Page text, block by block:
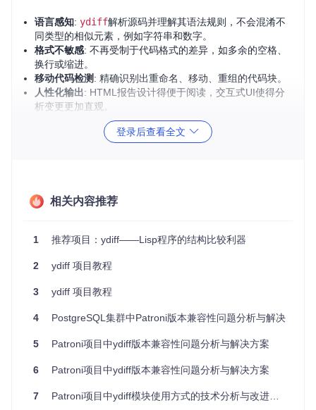
语言感知: ydiff解析源码并理解其语法规则，不会混淆不
同类型的相似元素，例如字符串和数字。
格式不敏感: 不再受制于代码格式的差异，如多余的空格、
换行或缩进。
移动代码检测: 精确识别出重命名、移动、重组的代码块。
人性化输出: HTML报告设计得便于阅读，交互式UI使得分
析变更更加直观。
3、项目及技术应用场景
是一个强大的辅助工具。
aScript的parser作为示例代码，为其他开发者提供了扩展到更
: 针对Lisp的特性，提供更精确的比较。
格式独立: 无视代码格式变化，关注实质内容。
移动检测
: 强大的重构代码检测能力。
: 生成的HTML报告方便用户浏览和理解。
轻量级部署: 只需Racket环境，即可快速安装和使用。
如果你是Lisp开发者，或者对代码对比工具有独特需求，那么
值得你一试。立即下载并体验这个精巧的开源工具，让
登录后查看全文
相关内容推荐
1 推荐项目：ydiff——Lisp程序的结构比较利器
2 ydiff 项目教程
3 ydiff 项目教程
4 PostgreSQL集群中Patroni版本兼容性问题分析与解决
5 Patroni项目中ydiff版本兼容性问题分析与解决方案
6 Patroni项目中ydiff版本兼容性问题分析与解决方案
7 Patroni项目中ydiff模块使用方式的技术分析与改进建议